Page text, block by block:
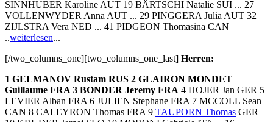
SINNHUBER Karoline AUT 19 BÄRTSCHI Natalie SUI ... 27
VOLLENWYDER Anna AUT ... 29 PINGGERA Julia AUT 32
ZIJLSTRA Vera NED ... 41 PIDGEON Thomasina CAN
..weiterlesen...
[/two_columns_one][two_columns_one_last] Herren:
1 GELMANOV Rustam RUS 2 GLAIRON MONDET
Guillaume FRA 3 BONDER Jeremy FRA 4 HOJER Jan GER 5
LEVIER Alban FRA 6 JULIEN Stephane FRA 7 MCCOLL Sean
CAN 8 CALEYRON Thomas FRA 9 TAUPORN Thomas GER